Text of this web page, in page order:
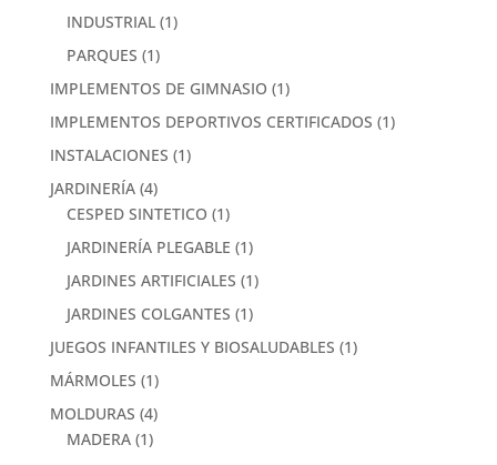
INDUSTRIAL (1)
PARQUES (1)
IMPLEMENTOS DE GIMNASIO (1)
IMPLEMENTOS DEPORTIVOS CERTIFICADOS (1)
INSTALACIONES (1)
JARDINERÍA (4)
CESPED SINTETICO (1)
JARDINERÍA PLEGABLE (1)
JARDINES ARTIFICIALES (1)
JARDINES COLGANTES (1)
JUEGOS INFANTILES Y BIOSALUDABLES (1)
MÁRMOLES (1)
MOLDURAS (4)
MADERA (1)